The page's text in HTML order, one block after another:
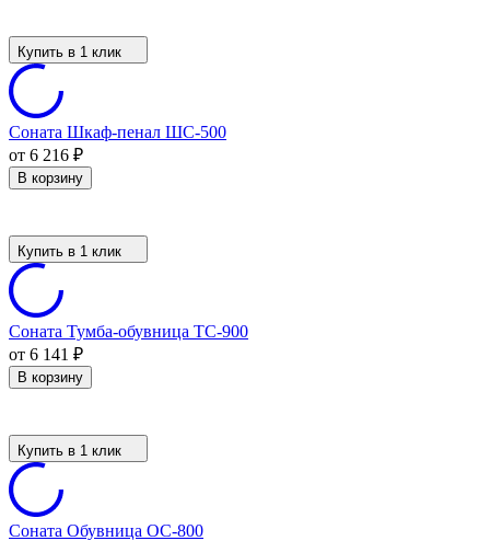
Купить в 1 клик
Соната Шкаф-пенал ШС-500
от 6 216 ₽
В корзину
Купить в 1 клик
Соната Тумба-обувница ТС-900
от 6 141 ₽
В корзину
Купить в 1 клик
Соната Обувница ОС-800